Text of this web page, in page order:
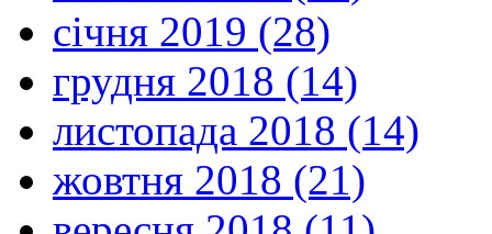
січня 2019 (28)
грудня 2018 (14)
листопада 2018 (14)
жовтня 2018 (21)